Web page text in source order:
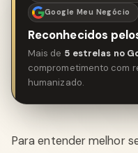
Google Meu Negócio
Reconhecidos
Mais de 5 estrelas no
comprometimento com
humanizado.
Para entender melhor